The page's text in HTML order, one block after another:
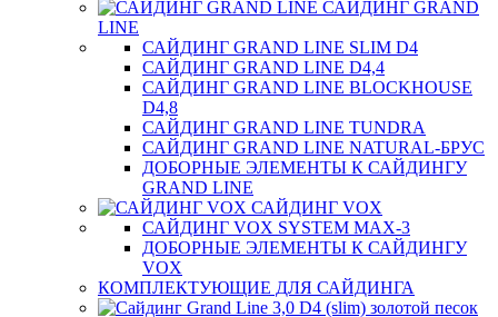
САЙДИНГ GRAND
LINE
САЙДИНГ GRAND LINE SLIM D4
САЙДИНГ GRAND LINE D4,4
САЙДИНГ GRAND LINE BLOCKHOUSE
D4,8
САЙДИНГ GRAND LINE TUNDRA
САЙДИНГ GRAND LINE NATURAL-БРУС
ДОБОРНЫЕ ЭЛЕМЕНТЫ К САЙДИНГУ
GRAND LINE
САЙДИНГ VOX
САЙДИНГ VOX SYSTEM MAX-3
ДОБОРНЫЕ ЭЛЕМЕНТЫ К САЙДИНГУ
VOX
КОМПЛЕКТУЮЩИЕ ДЛЯ САЙДИНГА